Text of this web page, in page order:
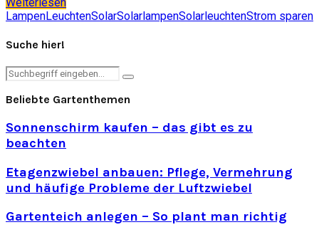
LampenLeuchtenSolarSolarlampenSolarleuchtenStrom sparen
Suche hier!
Search
Search
Beliebte Gartenthemen
Sonnenschirm kaufen – das gibt es zu
beachten
Etagenzwiebel anbauen: Pflege, Vermehrung
und häufige Probleme der Luftzwiebel
Gartenteich anlegen – So plant man richtig